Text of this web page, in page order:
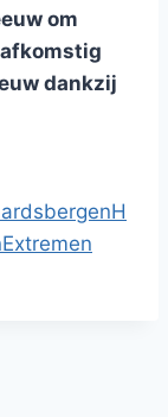
om
dankzij
H
Extremen